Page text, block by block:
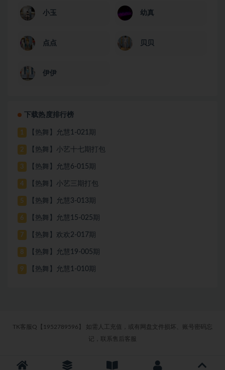
小玉 幼真
点点 贝贝
伊伊
下载热度排行榜
1 【热舞】允慧1-021期
2 【热舞】小艺十七期打包
3 【热舞】允慧6-015期
4 【热舞】小艺三期打包
5 【热舞】允慧3-013期
6 【热舞】允慧15-025期
7 【热舞】欢欢2-017期
8 【热舞】允慧19-005期
9 【热舞】允慧1-010期
TK客服Q【1952789596】 如需人工充值，或有网盘文件损坏、账号密码忘
记，联系售后客服